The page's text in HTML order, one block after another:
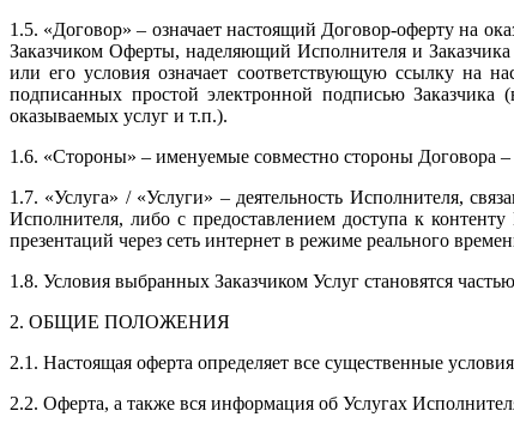
1.5. «Договор» – означает настоящий Договор-оферту на
Заказчиком Оферты, наделяющий Исполнителя и
или его условия означает соответствующую ссылку на
подписанных простой электронной подписью
оказываемых услуг и т.п.).
1.6. «Стороны» – именуемые совместно стороны Договора –
1.7. «Услуга» / «Услуги» – деятельность Исполнителя,
Исполнителя, либо с предоставлением доступа к
презентаций через сеть интернет в режиме реального
1.8. Условия выбранных Заказчиком Услуг становятся
2. ОБЩИЕ ПОЛОЖЕНИЯ
2.1. Настоящая оферта определяет все существенные
2.2. Оферта, а также вся информация об Услугах